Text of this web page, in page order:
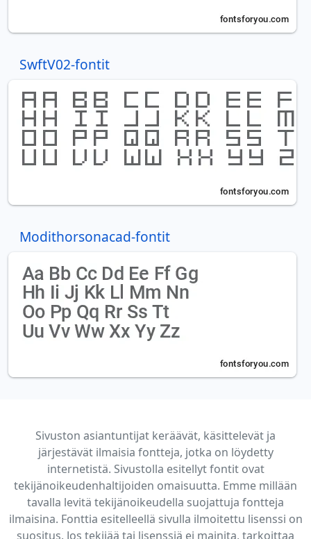
SwftV02-fontit
Modithorsonacad-fontit
Sivuston asiantuntijat keräävät, käsittelevät ja
järjestävät ilmaisia fontteja, jotka on löydetty
internetistä. Sivustolla esitellyt fontit ovat
tekijänoikeudenhaltijoiden omaisuutta. Emme millään
tavalla levitä tekijänoikeudella suojattuja fontteja
ilmaisina. Fonttia esitelleellä sivulla ilmoitettu lisenssi on
suositus. Jos tekijää tai lisenssiä ei mainita, tarkoittaa